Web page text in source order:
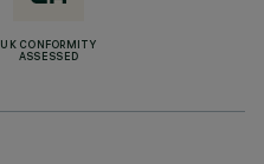
UK CONFORMITY
ASSESSED